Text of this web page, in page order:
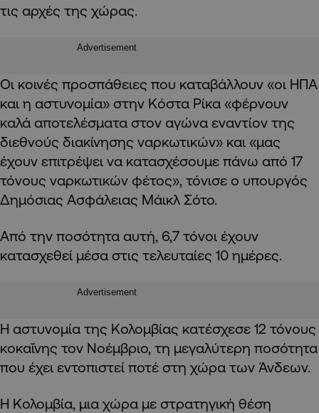
τις αρχές της χώρας.
Advertisement
Οι κοινές προσπάθειες που καταβάλλουν «οι ΗΠΑ
και η αστυνομία» στην Κόστα Ρίκα «φέρνουν
καλά αποτελέσματα στον αγώνα εναντίον της
διεθνούς διακίνησης ναρκωτικών» και «μας
έχουν επιτρέψει να κατασχέσουμε πάνω από 17
τόνους ναρκωτικών φέτος», τόνισε ο υπουργός
Δημόσιας Ασφάλειας Μάικλ Σότο.
Από την ποσότητα αυτή, 6,7 τόνοι έχουν
κατασχεθεί μέσα στις τελευταίες 10 ημέρες.
Advertisement
Η αστυνομία της Κολομβίας κατέσχεσε 12 τόνους
κοκαΐνης τον Νοέμβριο, τη μεγαλύτερη ποσότητα
που έχει εντοπιστεί ποτέ στη χώρα των Άνδεων.
Η Κολομβία, μια χώρα με στρατηγική θέση